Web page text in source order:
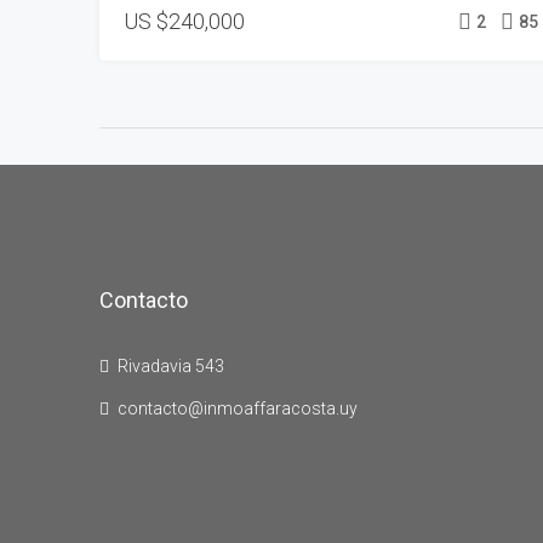
US $240,000 2 85
Contacto
Rivadavia 543
contacto@inmoaffaracosta.uy